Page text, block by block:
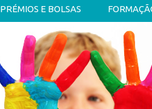
PRÉMIOS E BOLSAS